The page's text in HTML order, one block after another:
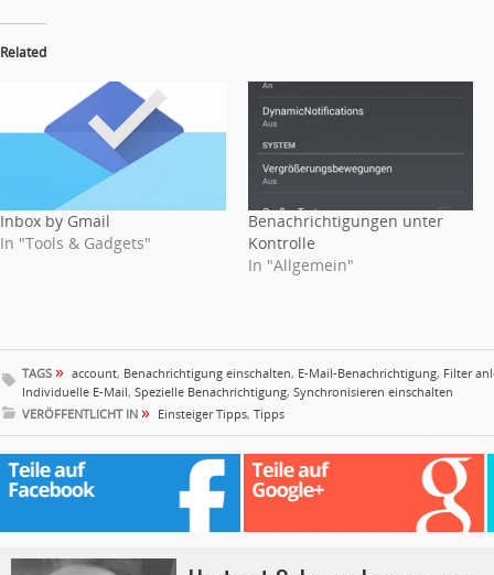
Related
Inbox by Gmail
In "Tools & Gadgets"
Benachrichtigungen unter
Kontrolle
In "Allgemein"
TAGS » account, Benachrichtigung einschalten, E-Mail-Benachrichtigung, Filter
Individuelle E-Mail, Spezielle Benachrichtigung, Synchronisieren einschalten
VERÖFFENTLICHT IN » Einsteiger Tipps, Tipps